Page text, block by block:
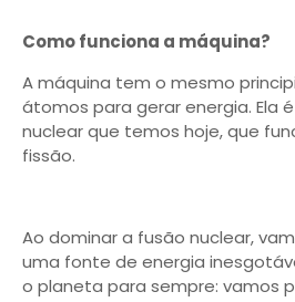
Como funciona a máquina?
A máquina tem o mesmo
átomos para gerar energia. Ela
nuclear que temos hoje, que
fissão.
Ao dominar a fusão nuclear,
uma fonte de energia
o planeta para sempre: vamos